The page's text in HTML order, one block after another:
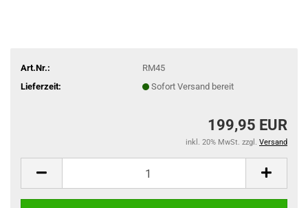
Art.Nr.:
RM45
Lieferzeit:
Sofort Versand bereit
199,95 EUR
inkl. 20% MwSt. zzgl. Versand